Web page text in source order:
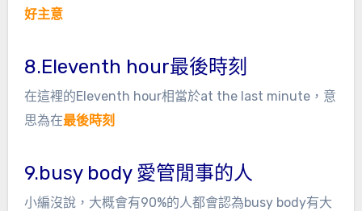
好主意
8.Eleventh hour最後時刻
在這裡的Eleventh hour相當於at the last minute，意
思為在最後時刻
9.busy body 愛管閒事的人
小編沒說，大概會有90%的人都會認為busy body有大